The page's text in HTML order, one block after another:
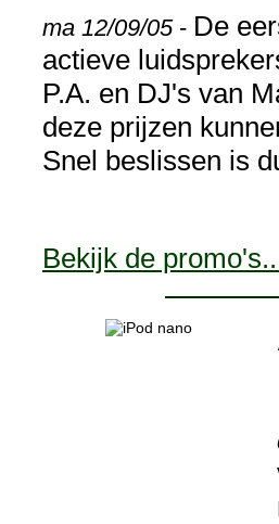
ma 12/09/05 - De
actieve
P.A. en DJ's van
deze prijzen
Snel beslissen is
Bekijk de